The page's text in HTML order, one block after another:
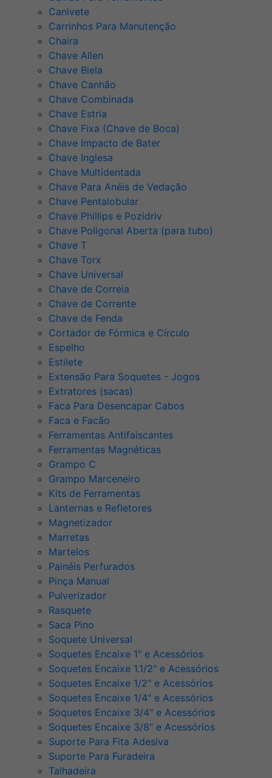
Canivete
Carrinhos Para Manutenção
Chaira
Chave Allen
Chave Biela
Chave Canhão
Chave Combinada
Chave Estria
Chave Fixa (Chave de Boca)
Chave Impacto de Bater
Chave Inglesa
Chave Multidentada
Chave Para Anéis de Vedação
Chave Pentalobular
Chave Phillips e Pozidriv
Chave Poligonal Aberta (para tubo)
Chave T
Chave Torx
Chave Universal
Chave de Correia
Chave de Corrente
Chave de Fenda
Cortador de Fórmica e Círculo
Espelho
Estilete
Extensão Para Soquetes - Jogos
Extratores (sacas)
Faca Para Desencapar Cabos
Faca e Facão
Ferramentas Antifaiscantes
Ferramentas Magnéticas
Grampo C
Grampo Marceneiro
Kits de Ferramentas
Lanternas e Refletores
Magnetizador
Marretas
Martelos
Painéis Perfurados
Pinça Manual
Pulverizador
Rasquete
Saca Pino
Soquete Universal
Soquetes Encaixe 1" e Acessórios
Soquetes Encaixe 1.1/2" e Acessórios
Soquetes Encaixe 1/2" e Acessórios
Soquetes Encaixe 1/4" e Acessórios
Soquetes Encaixe 3/4" e Acessórios
Soquetes Encaixe 3/8" e Acessórios
Suporte Para Fita Adesiva
Suporte Para Furadeira
Talhadeira